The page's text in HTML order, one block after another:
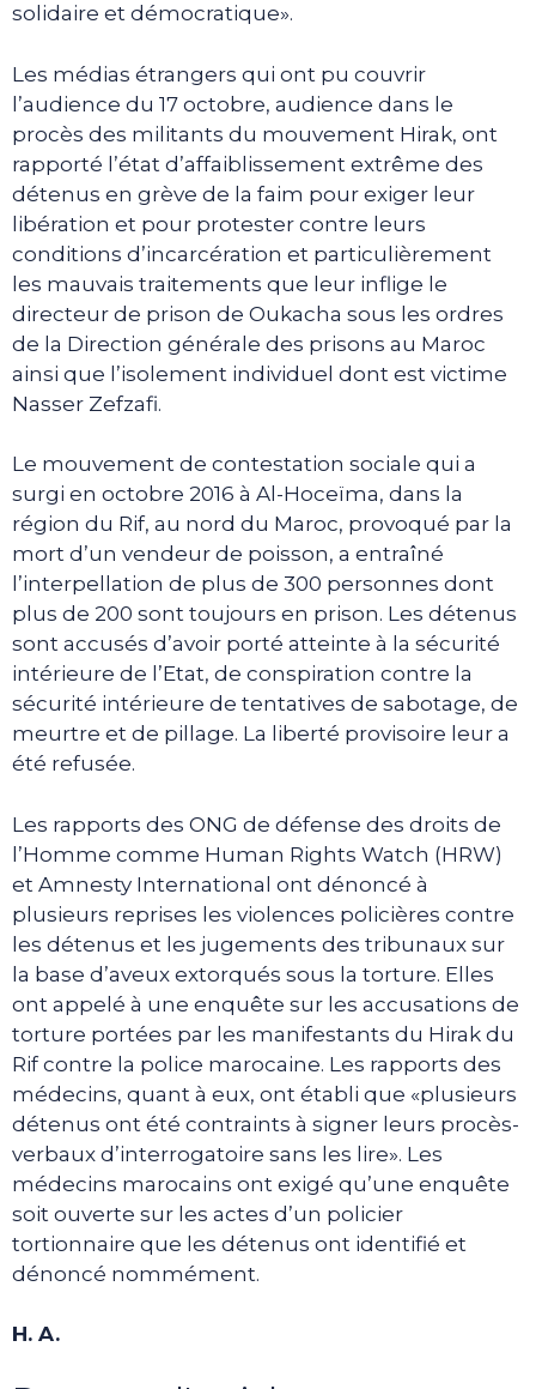
solidaire et démocratique».
Les médias étrangers qui ont pu couvrir
l’audience du 17 octobre, audience dans le
procès des militants du mouvement Hirak, ont
rapporté l’état d’affaiblissement extrême des
détenus en grève de la faim pour exiger leur
libération et pour protester contre leurs
conditions d’incarcération et particulièrement
les mauvais traitements que leur inflige le
directeur de prison de Oukacha sous les ordres
de la Direction générale des prisons au Maroc
ainsi que l’isolement individuel dont est victime
Nasser Zefzafi.
Le mouvement de contestation sociale qui a
surgi en octobre 2016 à Al-Hoceïma, dans la
région du Rif, au nord du Maroc, provoqué par la
mort d’un vendeur de poisson, a entraîné
l’interpellation de plus de 300 personnes dont
plus de 200 sont toujours en prison. Les détenus
sont accusés d’avoir porté atteinte à la sécurité
intérieure de l’Etat, de conspiration contre la
sécurité intérieure de tentatives de sabotage, de
meurtre et de pillage. La liberté provisoire leur a
été refusée.
Les rapports des ONG de défense des droits de
l’Homme comme Human Rights Watch (HRW)
et Amnesty International ont dénoncé à
plusieurs reprises les violences policières contre
les détenus et les jugements des tribunaux sur
la base d’aveux extorqués sous la torture. Elles
ont appelé à une enquête sur les accusations de
torture portées par les manifestants du Hirak du
Rif contre la police marocaine. Les rapports des
médecins, quant à eux, ont établi que «plusieurs
détenus ont été contraints à signer leurs procès-
verbaux d’interrogatoire sans les lire». Les
médecins marocains ont exigé qu’une enquête
soit ouverte sur les actes d’un policier
tortionnaire que les détenus ont identifié et
dénoncé nommément.
H. A.